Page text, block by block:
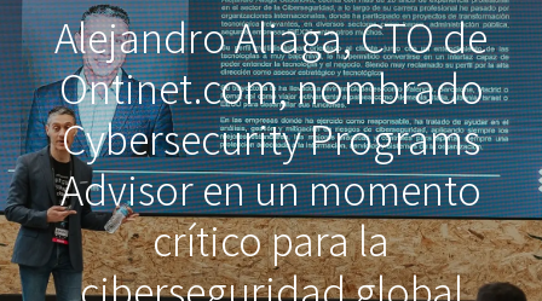
Alejandro Aliaga, CTO de
Ontinet.com, nombrado
Cybersecurity Programs
Advisor en un momento
crítico para la